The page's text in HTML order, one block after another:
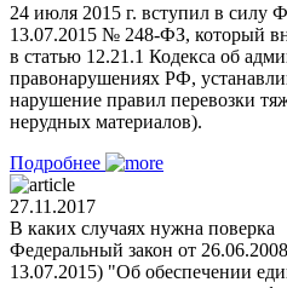
24 июля 2015 г. вступил в силу
13.07.2015 № 248-ФЗ, который
в статью 12.21.1 Кодекса об
правонарушениях РФ,
нарушение правил перевозки
нерудных материалов).
Подробнее
27.11.2017
В каких случаях нужна поверка
Федеральный закон от
13.07.2015) "Об обеспечении